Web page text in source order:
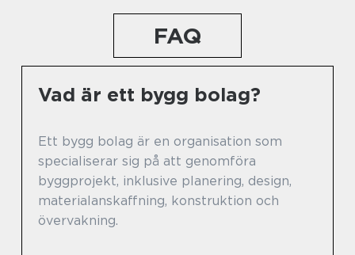
FAQ
Vad är ett bygg bolag?
Ett bygg bolag är en organisation som
specialiserar sig på att genomföra
byggprojekt, inklusive planering, design,
materialanskaffning, konstruktion och
övervakning.